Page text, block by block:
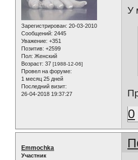
Зарегистрирован: 20-03-2010
Сообщений: 2445
Уважение: +351
Позитив: +2599
Пол: Женский
Возраст: 37 [1988-12-06]
Провел на форуме:
1 месяц 25 дней
Последний визит:
26-04-2018 19:37:27
У
0
Emmochka
Участник